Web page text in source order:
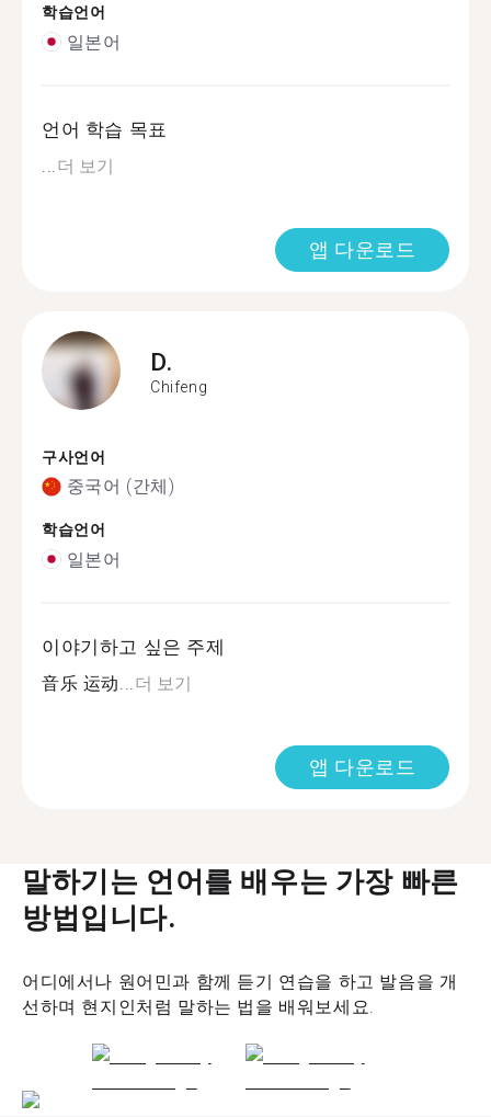
학습언어
일본어
언어 학습 목표
더 보기
앱 다운로드
D.
Chifeng
구사언어
중국어 (간체)
학습언어
일본어
이야기하고 싶은 주제
音乐 运动... 더 보기
앱 다운로드
말하기는 언어를 배우는 가장 빠른
방법입니다.
어디에서나 원어민과 함께 듣기 연습을 하고 발음을 개
선하며 현지인처럼 말하는 법을 배워보세요.